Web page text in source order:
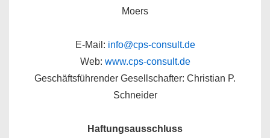
Moers
E-Mail: info@cps-consult.de
Web: www.cps-consult.de
Geschäftsführender Gesellschafter: Christian P.
Schneider
Haftungsausschluss